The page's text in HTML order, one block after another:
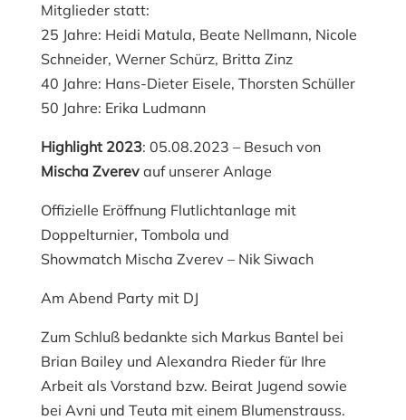
Mitglieder statt:
25 Jahre: Heidi Matula, Beate Nellmann, Nicole
Schneider, Werner Schürz, Britta Zinz
40 Jahre: Hans-Dieter Eisele, Thorsten Schüller
50 Jahre: Erika Ludmann
Highlight 2023: 05.08.2023 – Besuch von
Mischa Zverevauf unserer Anlage
Offizielle Eröffnung Flutlichtanlage mit
Doppelturnier, Tombola und
Showmatch Mischa Zverev – Nik Siwach
Am Abend Party mit DJ
Zum Schluß bedankte sich Markus Bantel bei
Brian Bailey und Alexandra Rieder für Ihre
Arbeit als Vorstand bzw. Beirat Jugend sowie
bei Avni und Teuta mit einem Blumenstrauss.